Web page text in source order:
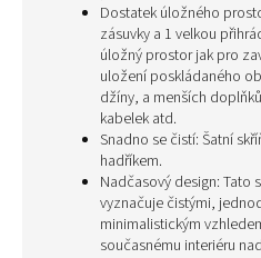
Dostatek úložného
zásuvky a 1 velkou
úložný prostor jak pro
uložení poskládaného
džíny, a menších
kabelek atd.
Snadno se čistí: Šatní
hadříkem.
Nadčasový design: Tato
vyznačuje čistými,
minimalistickým
současnému interiéru